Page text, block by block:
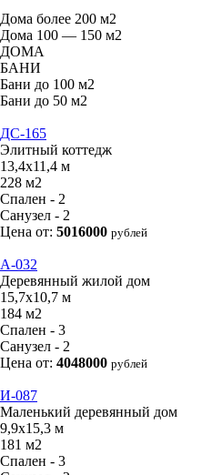
Дома более 200 м2
Дома 100 — 150 м2
ДОМА
БАНИ
Бани до 100 м2
Бани до 50 м2
ДС-165
Элитный коттедж
13,4х11,4 м
228 м2
Спален - 2
Санузел - 2
Цена от: 5016000 рублей
А-032
Деревянный жилой дом
15,7х10,7 м
184 м2
Спален - 3
Санузел - 2
Цена от: 4048000 рублей
И-087
Маленький деревянный дом
9,9х15,3 м
181 м2
Спален - 3